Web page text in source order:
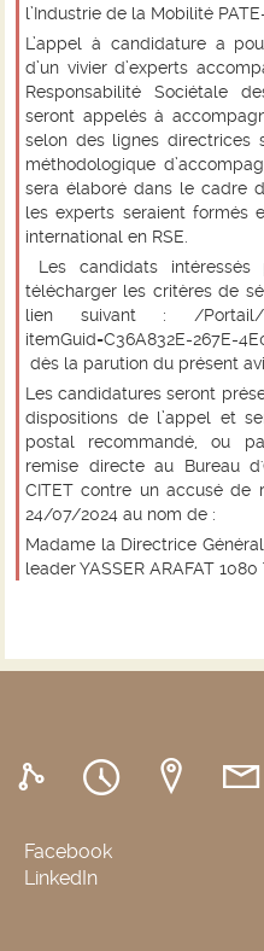
l’Industrie de la Mobilité
L’appel à candidature a
d’un vivier d’experts
Responsabilité Sociétale
seront appelés à
selon des lignes directrices
méthodologique
sera élaboré dans le cadre
les experts seraient formés
international en RSE.
Les candidats
télécharger les critères de
lien suivant : /Portail/
itemGuid=C36A832E-267E-
dès la parution du présent
Les candidatures seront
dispositions de l’appel et
postal recommandé, ou
remise directe au Bureau
CITET contre un accusé
24/07/2024 au nom de :
Madame la Directrice
leader YASSER ARAFAT 1080
Facebook
LinkedIn